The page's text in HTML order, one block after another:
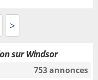
>
sur Windsor
753 annonces